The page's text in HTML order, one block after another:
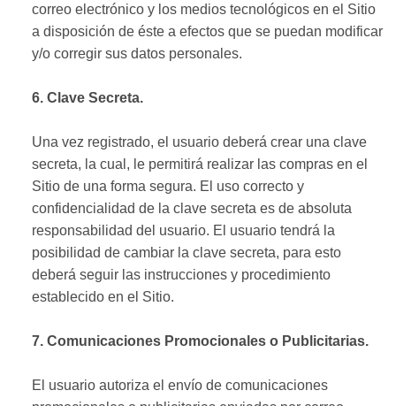
correo electrónico y los medios tecnológicos en el Sitio
a disposición de éste a efectos que se puedan modificar
y/o corregir sus datos personales.
6. Clave Secreta.
Una vez registrado, el usuario deberá crear una clave
secreta, la cual, le permitirá realizar las compras en el
Sitio de una forma segura. El uso correcto y
confidencialidad de la clave secreta es de absoluta
responsabilidad del usuario. El usuario tendrá la
posibilidad de cambiar la clave secreta, para esto
deberá seguir las instrucciones y procedimiento
establecido en el Sitio.
7. Comunicaciones Promocionales o Publicitarias.
El usuario autoriza el envío de comunicaciones